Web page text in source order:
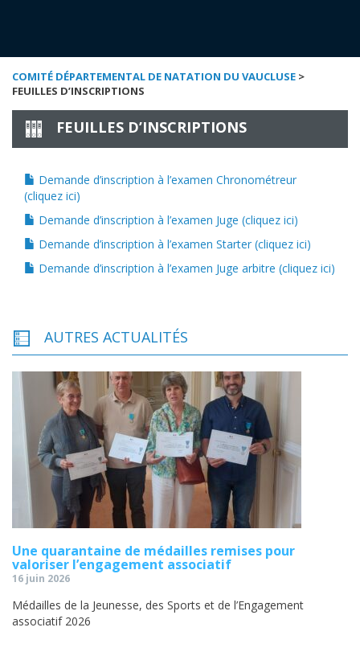
COMITÉ DÉPARTEMENTAL DE NATATION DU VAUCLUSE >
FEUILLES D’INSCRIPTIONS
FEUILLES D’INSCRIPTIONS
Demande d’inscription à l’examen Chronométreur
(cliquez ici)
Demande d’inscription à l’examen Juge (cliquez ici)
Demande d’inscription à l’examen Starter (cliquez ici)
Demande d’inscription à l’examen Juge arbitre (cliquez ici)
AUTRES ACTUALITÉS
Une quarantaine de médailles remises pour
valoriser l’engagement associatif
16 juin 2026
Médailles de la Jeunesse, des Sports et de l’Engagement
associatif 2026